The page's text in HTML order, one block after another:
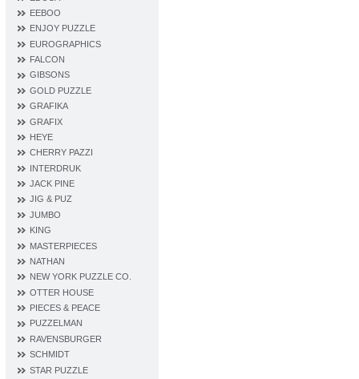
EEBOO
ENJOY PUZZLE
EUROGRAPHICS
FALCON
GIBSONS
GOLD PUZZLE
GRAFIKA
GRAFIX
HEYE
CHERRY PAZZI
INTERDRUK
JACK PINE
JIG & PUZ
JUMBO
KING
MASTERPIECES
NATHAN
NEW YORK PUZZLE CO.
OTTER HOUSE
PIECES & PEACE
PUZZELMAN
RAVENSBURGER
SCHMIDT
STAR PUZZLE